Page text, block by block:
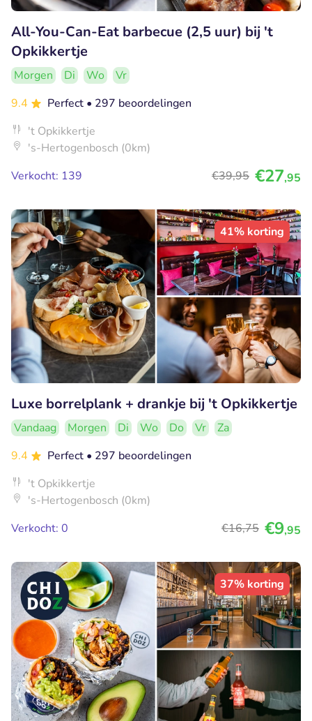
All-You-Can-Eat barbecue (2,5 uur) bij 't
Opkikkertje
Morgen Di Wo
Vr
9.4
Perfect • 297 beoordelingen
't Opkikkertje
's-Hertogenbosch (0km)
Verkocht: 139
€39,95 €27,95
41% korting
Luxe borrelplank + drankje bij 't Opkikkertje
Vandaag Morgen Di Wo Do Vr
Za
9.4
Perfect • 297 beoordelingen
't Opkikkertje
's-Hertogenbosch (0km)
Verkocht: 0
€16,75 €9,95
37% korting